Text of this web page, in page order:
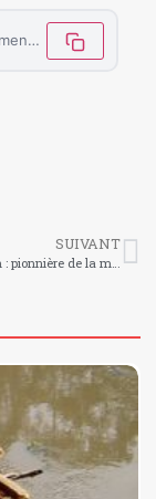
https://letemoinhaiti.com/lerosion-une-menace-silencieuse-pour-la-terre/
SUIVANT
Yvonne Sylvain : pionnière de la médecine et du féminisme haïtien